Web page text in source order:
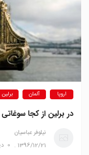
اروپا آلمان برلین
در برلین از کجا
نیلوفر عباسیان
1396/12/21
0